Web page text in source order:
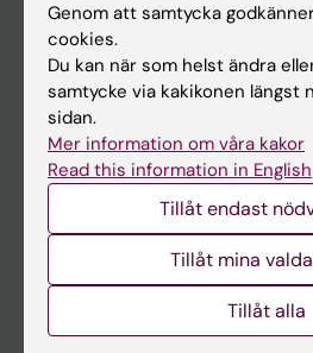
Studentmejlen
Kurs- och programwebbar
Student på KI
Medarbetarportalen
Universitetsbiblioteket
Genom att samtycka
cookies.
Du kan när som helst ändra
samtycke via kakikonen längst
sidan.
Mer information om våra kakor
Read this information in English
Tillåt endast
Tillåt mina
Tillåt alla